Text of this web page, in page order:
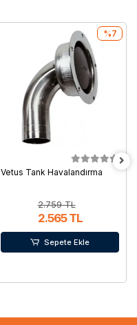
Vetus Tank Havalandırma
2.759 TL
2.565 TL
%7
Sepete Ekle